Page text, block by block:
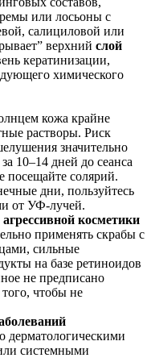
или лосьоны с
салициловой или
верхний слой
кератинизации,
химического
кожа крайне
растворы. Риск
значительно
10–14 дней до сеанса
посещайте солярий.
дни, пользуйтесь
от УФ-лучей.
косметики
применять скрабы с
сильные
на базе ретиноидов
не предписано
чтобы не
дерматологическими
системными